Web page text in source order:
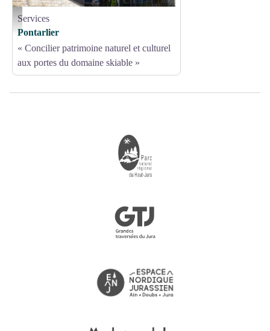
Office de tourisme Pontarlier - OT Pontarlier
Services
Pontarlier
« Concilier patrimoine naturel et culturel
aux portes du domaine skiable »